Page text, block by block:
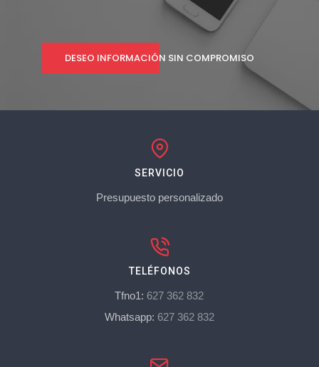
DESEO INFORMACIÓN SIN COMPROMISO
SERVICIO
Presupuesto personalizado
TELÉFONOS
Tfno1: 627 362 832
Whatsapp: 627 362 832